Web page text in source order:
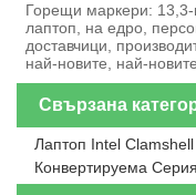
Горещи маркери: 13,3-
лаптоп, на едро,
доставчици,
най-новите, най-
Свързана
Лаптоп Intel
Конвертируема